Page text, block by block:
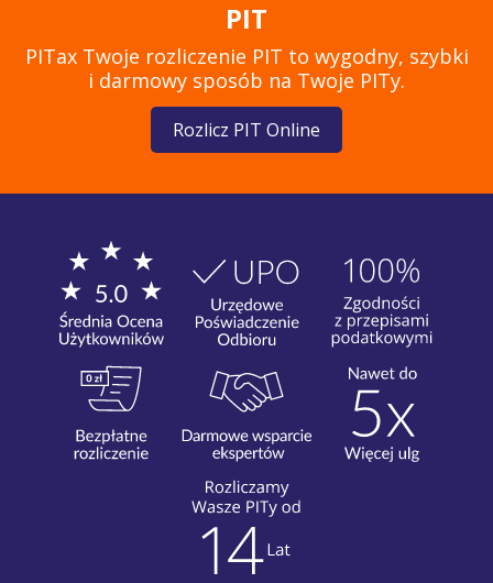
PIT
PITax Twoje rozliczenie PIT to wygodny, szybki
i darmowy sposób na Twoje PITy.
Rozlicz PIT Online